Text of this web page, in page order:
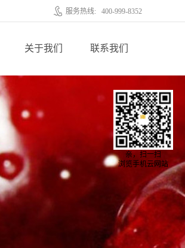
服务热线: 400-999-8352
关于我们 联系我们
亲，扫一扫
浏览手机云网站